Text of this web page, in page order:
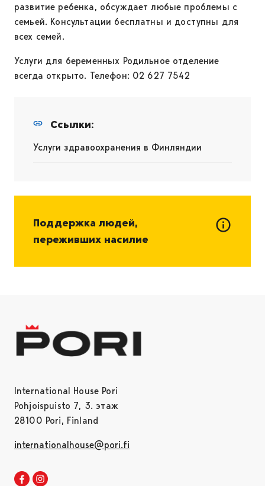
развитие ребенка, обсуждает любые проблемы с
семьей. Консультации бесплатны и доступны для
всех семей.
Услуги для беременных Родильное отделение
всегда открыто. Телефон: 02 627 7542
Ссылки:
Услуги здравоохранения в Финляндии
Поддержка людей,
переживших насилие
International House Pori
Pohjoispuisto 7, 3. этаж
28100 Pori, Finland
internationalhouse@pori.fi
Facebook